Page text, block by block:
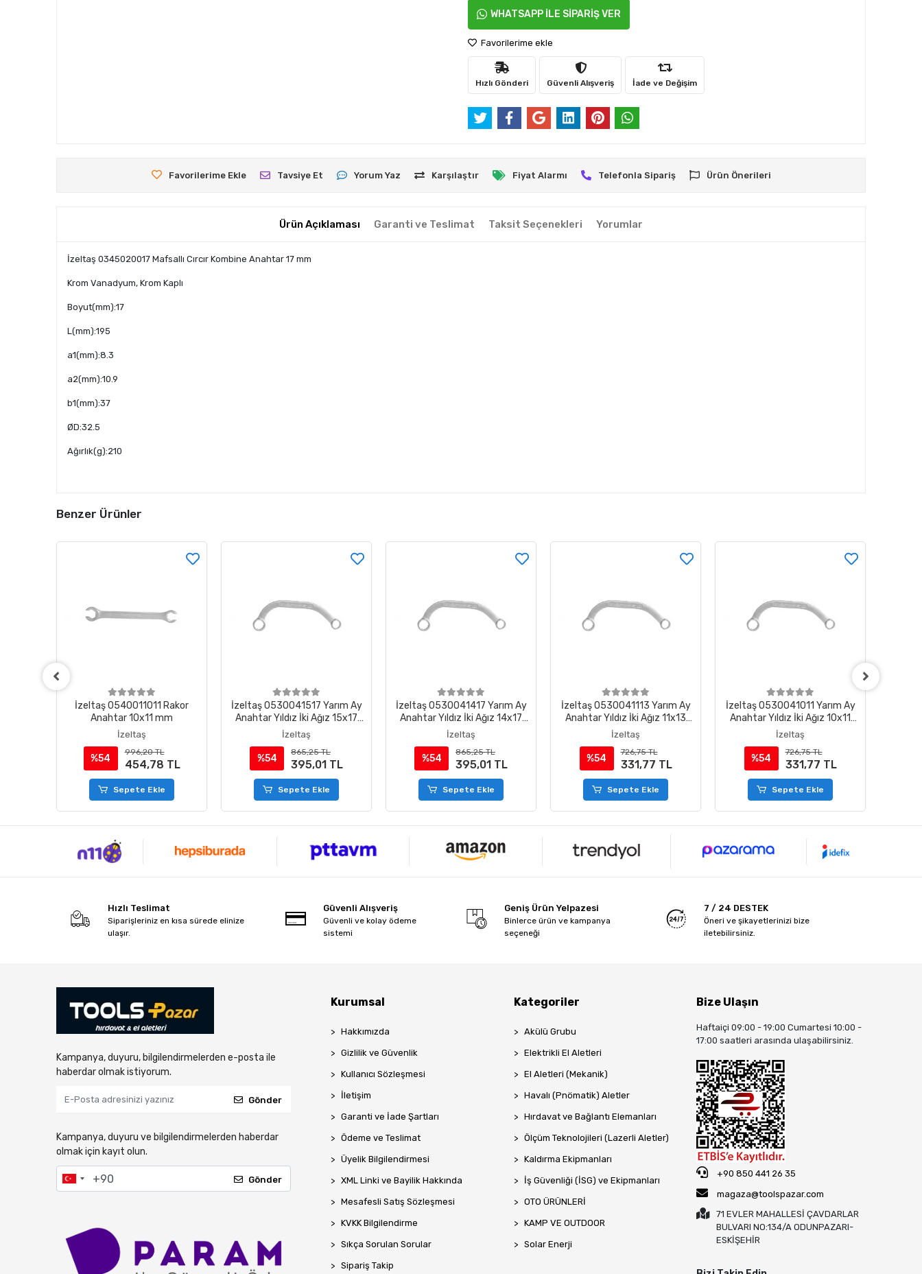
WHATSAPP İLE SİPARİŞ VER
Favorilerime ekle
Hızlı Gönderi Güvenli Alışveriş İade ve Değişim
Favorilerime Ekle Tavsiye Et Yorum Yaz Karşılaştır Fiyat Alarmı Telefonla Sipariş Ürün Önerileri
Ürün Açıklaması Garanti ve Teslimat Taksit Seçenekleri Yorumlar
İzeltaş 0345020017 Mafsallı Cırcır Kombine Anahtar 17 mm
Krom Vanadyum, Krom Kaplı
Boyut(mm):17
L(mm):195
a1(mm):8.3
a2(mm):10.9
b1(mm):37
ØD:32.5
Ağırlık(g):210
Benzer Ürünler
İzeltaş 0540011011 Rakor
Anahtar 10x11 mm
İzeltaş
%54
996,20 TL
454,78 TL
Sepete Ekle
İzeltaş 0530041517 Yarım Ay
Anahtar Yıldız İki Ağız 15x17
mm
İzeltaş
%54
865,25 TL
395,01 TL
Sepete Ekle
İzeltaş 0530041417 Yarım Ay
Anahtar Yıldız İki Ağız 14x17
mm
İzeltaş
%54
865,25 TL
395,01 TL
Sepete Ekle
İzeltaş 0530041113 Yarım Ay
Anahtar Yıldız İki Ağız 11x13
mm
İzeltaş
%54
726,75 TL
331,77 TL
Sepete Ekle
İzeltaş 0530041011 Yarım Ay
Anahtar Yıldız İki Ağız 10x11
mm
İzeltaş
%54
726,75 TL
331,77 TL
Sepete Ekle
Hızlı Teslimat
Siparişleriniz en kısa sürede elinize
ulaşır.
Güvenli Alışveriş
Güvenli ve kolay ödeme
sistemi
Geniş Ürün Yelpazesi
Binlerce ürün ve kampanya
seçeneği
7 / 24 DESTEK
Öneri ve şikayetlerinizi bize
iletebilirsiniz.
Kampanya, duyuru, bilgilendirmelerden e-posta ile
haberdar olmak istiyorum.
Gönder
Kampanya, duyuru ve bilgilendirmelerden haberdar
olmak için kayıt olun.
Gönder
Kurumsal
Hakkımızda
Gizlilik ve Güvenlik
Kullanıcı Sözleşmesi
İletişim
Garanti ve İade Şartları
Ödeme ve Teslimat
Üyelik Bilgilendirmesi
XML Linki ve Bayilik Hakkında
Mesafesli Satış Sözleşmesi
KVKK Bilgilendirme
Sıkça Sorulan Sorular
Sipariş Takip
Kategoriler
Akülü Grubu
Elektrikli El Aletleri
El Aletleri (Mekanik)
Havalı (Pnömatik) Aletler
Hırdavat ve Bağlantı Elemanları
Ölçüm Teknolojileri (Lazerli Aletler)
Kaldırma Ekipmanları
İş Güvenliği (İSG) ve Ekipmanları
OTO ÜRÜNLERİ
KAMP VE OUTDOOR
Solar Enerji
Bize Ulaşın
Haftaiçi 09:00 - 19:00 Cumartesi 10:00 -
17:00 saatleri arasında ulaşabilirsiniz.
+90 850 441 26 35
magaza@toolspazar.com
71 EVLER MAHALLESİ ÇAVDARLAR
BULVARI NO:134/A ODUNPAZARI-
ESKİŞEHİR